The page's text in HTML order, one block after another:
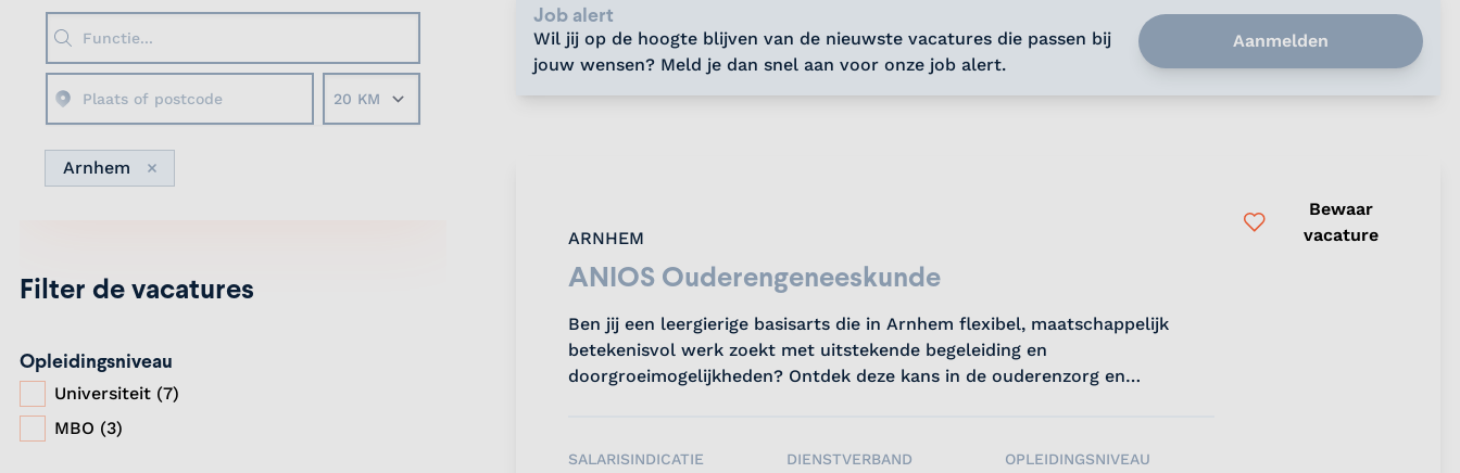
Straal
Arnhem
Verwijder
Filter de vacatures
Opleidingsniveau
Universiteit (7)
MBO (3)
Job alert
Wil jij op de hoogte blijven van de nieuwste vacatures die passen bij
jouw wensen? Meld je dan snel aan voor onze job alert.
Aanmelden
ARNHEM
ANIOS Ouderengeneeskunde
Ben jij een leergierige basisarts die in Arnhem flexibel, maatschappelijk
betekenisvol werk zoekt met uitstekende begeleiding en
doorgroeimogelijkheden? Ontdek deze kans in de ouderenzorg en
SALARISINDICATIE
DIENSTVERBAND
OPLEIDINGSNIVEAU
Bewaar
vacature